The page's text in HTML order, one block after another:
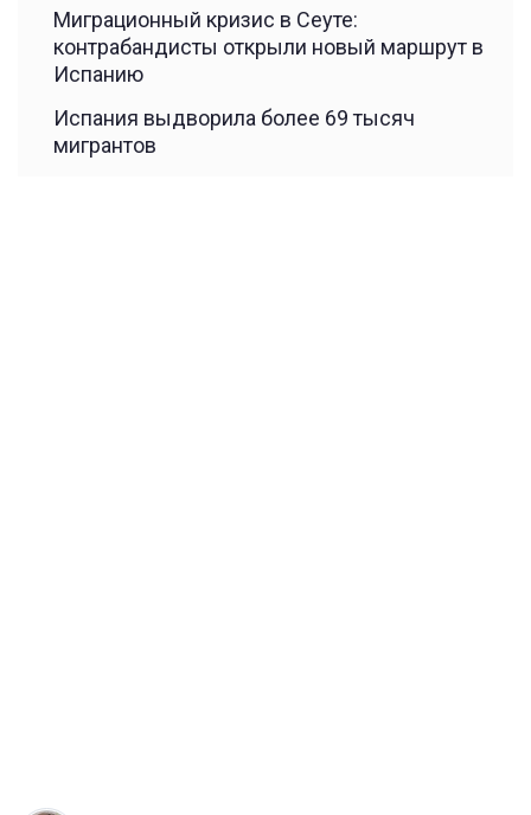
Миграционный кризис в Сеуте:
контрабандисты открыли новый маршрут в
Испанию
Испания выдворила более 69 тысяч
мигрантов